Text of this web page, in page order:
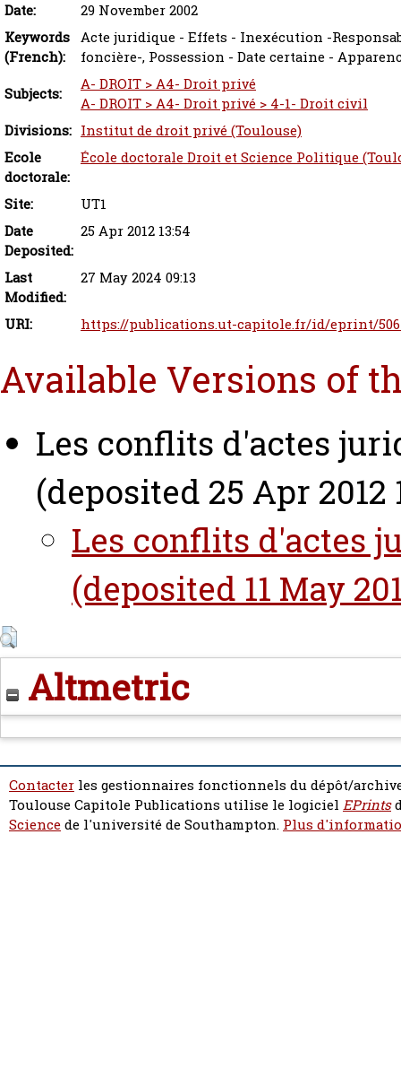
Date:
29 November 2002
Keywords
(French):
Acte juridique - Effets - Inexécution -
foncière-, Possession - Date certaine -
Subjects:
A- DROIT > A4- Droit privé
A- DROIT > A4- Droit privé > 4-1- Droit civil
Divisions: Institut de droit privé (Toulouse)
Ecole
doctorale:
École doctorale Droit et Science Politique
Site:
UT1
Date
Deposited:
25 Apr 2012 13:54
Last
Modified:
27 May 2024 09:13
URI: https://publications.ut-capitole.fr/id/eprint/
Available Versions of
Les conflits d'actes
(deposited 25 Apr 2012
Les conflits d'actes
(deposited 11 May
Altmetric
Contacter les gestionnaires fonctionnels du dépôt/
Toulouse Capitole Publications utilise le logiciel EPrints
Sciencede l'université de Southampton. Plus